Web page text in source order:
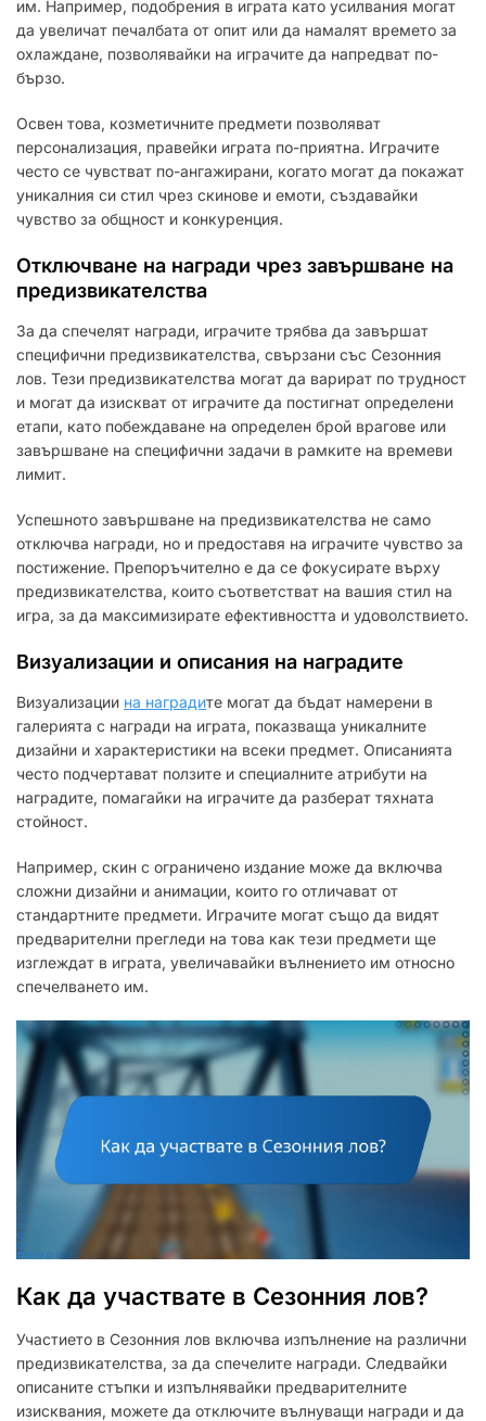
им. Например, подобрения в играта като усилвания могат
да увеличат печалбата от опит или да намалят времето за
охлаждане, позволявайки на играчите да напредват по-
бързо.
Освен това, козметичните предмети позволяват
персонализация, правейки играта по-приятна. Играчите
често се чувстват по-ангажирани, когато могат да покажат
уникалния си стил чрез скинове и емоти, създавайки
чувство за общност и конкуренция.
Отключване на награди чрез завършване на
предизвикателства
За да спечелят награди, играчите трябва да завършат
специфични предизвикателства, свързани със Сезонния
лов. Тези предизвикателства могат да варират по трудност
и могат да изискват от играчите да постигнат определени
етапи, като побеждаване на определен брой врагове или
завършване на специфични задачи в рамките на времеви
лимит.
Успешното завършване на предизвикателства не само
отключва награди, но и предоставя на играчите чувство за
постижение. Препоръчително е да се фокусирате върху
предизвикателства, които съответстват на вашия стил на
игра, за да максимизирате ефективността и удоволствието.
Визуализации и описания на наградите
Визуализации на наградите могат да бъдат намерени в
галерията с награди на играта, показваща уникалните
дизайни и характеристики на всеки предмет. Описанията
често подчертават ползите и специалните атрибути на
наградите, помагайки на играчите да разберат тяхната
стойност.
Например, скин с ограничено издание може да включва
сложни дизайни и анимации, които го отличават от
стандартните предмети. Играчите могат също да видят
предварителни прегледи на това как тези предмети ще
изглеждат в играта, увеличавайки вълнението им относно
спечелването им.
Как да участвате в Сезонния лов?
Участието в Сезонния лов включва изпълнение на различни
предизвикателства, за да спечелите награди. Следвайки
описаните стъпки и изпълнявайки предварителните
изисквания, можете да отключите вълнуващи награди и да